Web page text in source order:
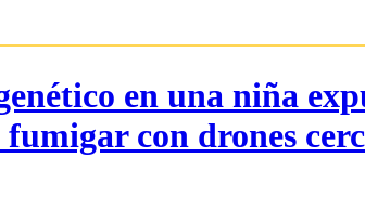
en una niña
con drones